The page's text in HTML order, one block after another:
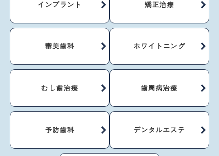
インプラント 矯正治療
審美歯科 ホワイトニング
むし歯治療 歯周病治療
予防歯科 デンタルエステ